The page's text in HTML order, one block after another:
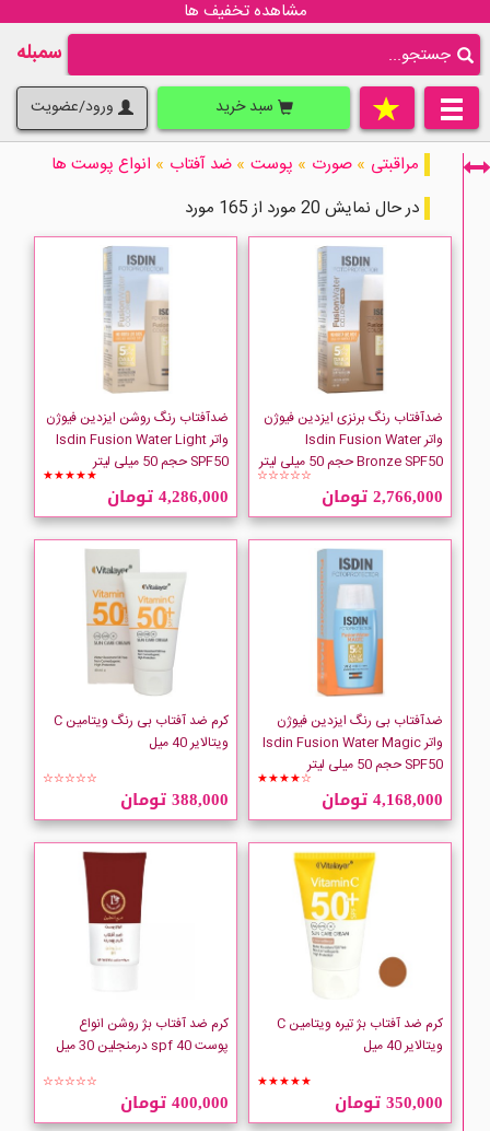
مشاهده تخفیف ها
سمبله
سبد خرید ورود/عضویت
فقط نمایش کالاهای موجود
ACM
ADRA
Anua
ATACHE
AURELIEN
AXIS-Y
Babaria
CARLINA
Cinere
Collistar
comfort zone
مراقبتی » صورت » پوست » ضد آفتاب » انواع پوست ها
در حال نمایش 20 مورد از 165 مورد
ضدآفتاب رنگ برنزی ایزدین فیوژن
واتر Isdin Fusion Water
Bronze SPF50 حجم 50 میلی لیتر
☆☆☆☆☆
2,766,000 تومان
ضدآفتاب رنگ روشن ایزدین فیوژن
واتر Isdin Fusion Water Light
SPF50 حجم 50 میلی لیتر
★★★★★
4,286,000 تومان
ضدآفتاب بی رنگ ایزدین فیوژن
واتر Isdin Fusion Water Magic
SPF50 حجم 50 میلی لیتر
★★★★☆
4,168,000 تومان
کرم ضد آفتاب بی رنگ ویتامین C
ویتالایر 40 میل
☆☆☆☆☆
388,000 تومان
کرم ضد آفتاب بژ تیره ویتامین C
ویتالایر 40 میل
★★★★★
350,000 تومان
کرم ضد آفتاب بژ روشن انواع
پوست spf 40 درمنجلین 30 میل
☆☆☆☆☆
400,000 تومان